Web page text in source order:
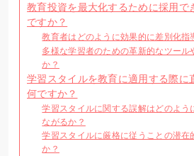
教育投資を最大化するために採用で
ですか？
教育者はどのように効果的に差別化指
多様な学習者のための革新的なツール
か？
学習スタイルを教育に適用する際に
何ですか？
学習スタイルに関する誤解はどのよう
ながるか？
学習スタイルに厳格に従うことの潜在
か？